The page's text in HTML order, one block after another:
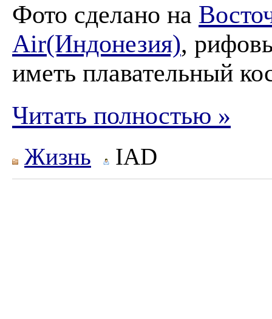
Фото сделано на
Air(Индонезия),
иметь плавательный
Читать полностью »
Жизнь IAD